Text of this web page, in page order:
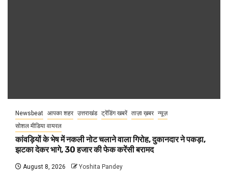
Newsbeat आपका शहर उत्तराखंड ट्रेंडिंग खबरें ताज़ा ख़बर न्यूज़
सोशल मीडिया वायरल
कांवड़ियों के भेष में नकली नोट चलाने वाला गिरोह, दुकानदार ने पकड़ा,
झटका देकर भागे, 30 हजार की फेक करेंसी बरामद
August 8, 2026 Yoshita Pandey